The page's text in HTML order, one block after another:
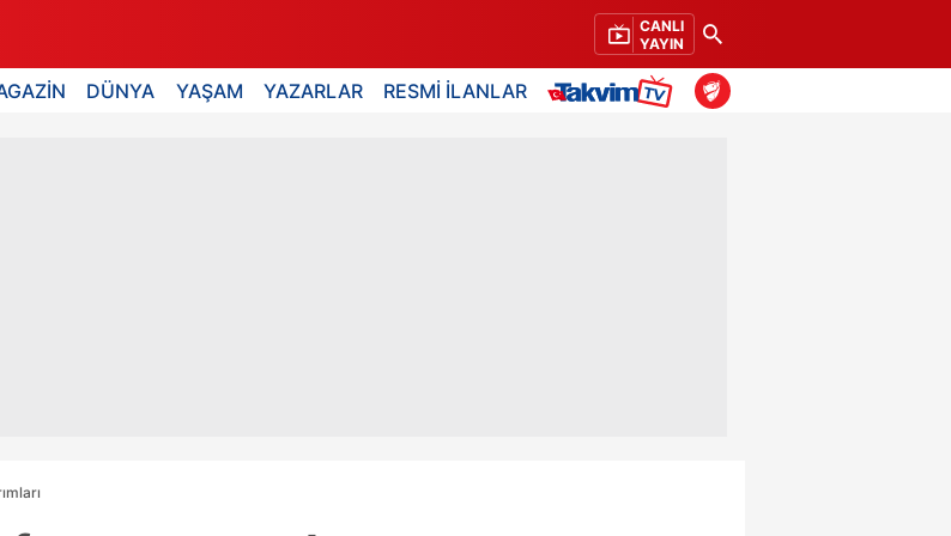
CANLI
YAYIN
DÜNYA YAŞAM YAZARLAR RESMİ İLANLAR